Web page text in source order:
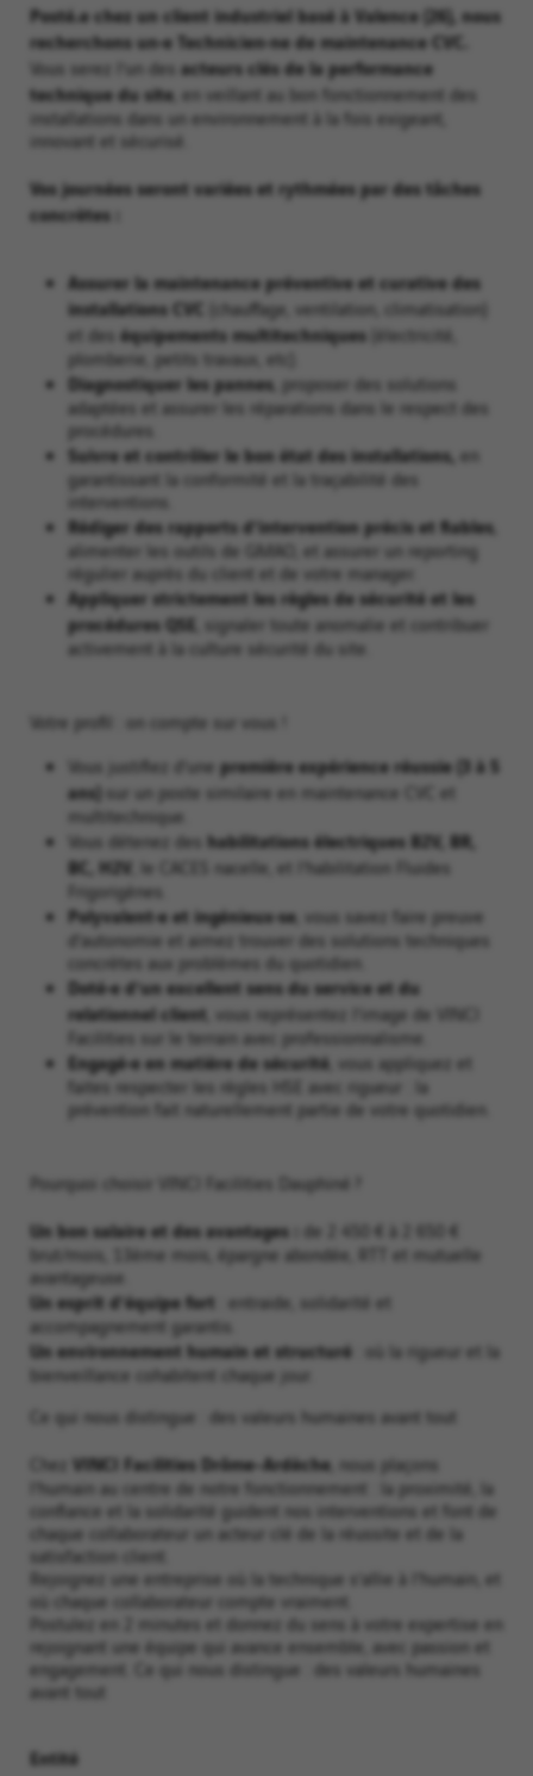
Posté.e chez un client industriel basé à Valence (26), nous
recherchons un·e Technicien·ne de maintenance CVC.
Vous serez l’un des acteurs clés de la performance
technique du site , en veillant au bon fonctionnement des
installations dans un environnement à la fois exigeant,
innovant et sécurisé.
Vos journées seront variées et rythmées par des tâches
concrètes :
Assurer la maintenance préventive et curative des
installations CVC
(chauffage, ventilation, climatisation)
et des équipements multitechniques (électricité,
plomberie, petits travaux, etc).
Diagnostiquer les pannes , proposer des solutions
adaptées et assurer les réparations dans le respect des
procédures.
Suivre et contrôler le bon état des installations, en
garantissant la conformité et la traçabilité des
interventions.
Rédiger des rapports d’intervention précis et fiables
alimenter les outils de GMAO, et assurer un reporting
régulier auprès du client et de votre manager.
Appliquer strictement les règles de sécurité et les
procédures QSE , signaler toute anomalie et contribuer
activement à la culture sécurité du site.
Votre profil : on compte sur vous !
Vous justifiez d’une première expérience réussie (3 à 5
ans) sur un poste similaire en maintenance CVC et
multitechnique.
Vous détenez des habilitations électriques B2V, BR,
BC, H2V , le CACES nacelle, et l’habilitation Fluides
Frigorigènes.
Polyvalent·e et ingénieux·se , vous savez faire preuve
d’autonomie et aimez trouver des solutions techniques
concrètes aux problèmes du quotidien.
Doté·e d’un excellent sens du service et du
relationnel client , vous représentez l’image de VINCI
Facilities sur le terrain avec professionnalisme.
Engagé·e en matière de sécurité , vous appliquez et
faites respecter les règles HSE avec rigueur : la
prévention fait naturellement partie de votre quotidien.
Pourquoi choisir VINCI Facilities Dauphiné ?
Un bon salaire et des avantages :
de 2 450 € à 2 650 €
brut/mois, 13ème mois, épargne abondée, RTT et mutuelle
avantageuse.
Un esprit d’équipe fort
: entraide, solidarité et
accompagnement garantis.
Un environnement humain et structuré : où la rigueur et la
bienveillance cohabitent chaque jour.
Ce qui nous distingue : des valeurs humaines avant tout
Chez VINCI Facilities Drôme-Ardèche , nous plaçons
l’humain au centre de notre fonctionnement : la proximité, la
confiance et la solidarité guident nos interventions et font de
chaque collaborateur un acteur clé de la réussite et de la
satisfaction client.
Rejoignez une entreprise où la technique s’allie à l’humain, et
où chaque collaborateur compte vraiment.
Postulez en 2 minutes et donnez du sens à votre expertise en
rejoignant une équipe qui avance ensemble, avec passion et
engagement. Ce qui nous distingue : des valeurs humaines
avant tout
Entité